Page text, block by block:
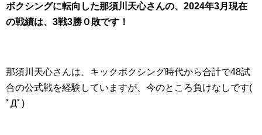
ボクシングに転向した那須川天心さんの、2024年3月現在
の戦績は、3戦3勝０敗です！
那須川天心さんは、キックボクシング時代から合計で48試
合の公式戦を経験していますが、今のところ負けなしです(
ﾟДﾟ)